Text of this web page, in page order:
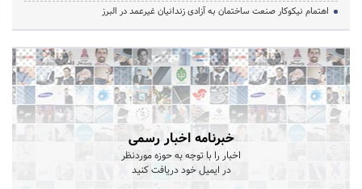
اهتمام نیکوکار صنعت ساختمان به آزادی زندانیان غیرعمد در البرز
خبرنامه اخبار رسمی
اخبار را با توجه به حوزه موردنظر
در ایمیل خود دریافت کنید